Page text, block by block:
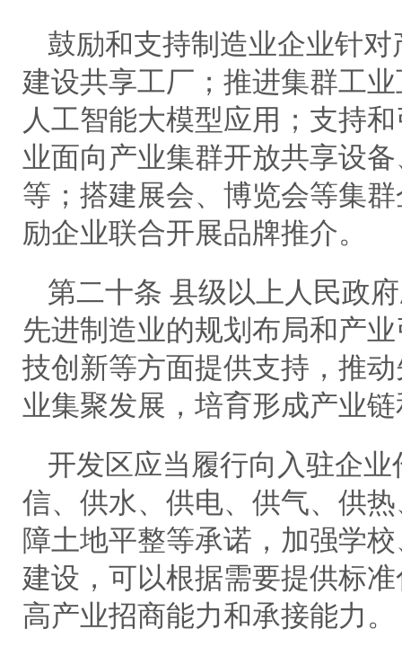
鼓励和支持制造业企业针
建设共享工厂；推进集群工
人工智能大模型应用；支持
业面向产业集群开放共享设
等；搭建展会、博览会等集
励企业联合开展品牌推介。
第二十条 县级以上人民政
先进制造业的规划布局和产
技创新等方面提供支持，推
业集聚发展，培育形成产业
开发区应当履行向入驻企
信、供水、供电、供气、供
障土地平整等承诺，加强学
建设，可以根据需要提供标
高产业招商能力和承接能力。